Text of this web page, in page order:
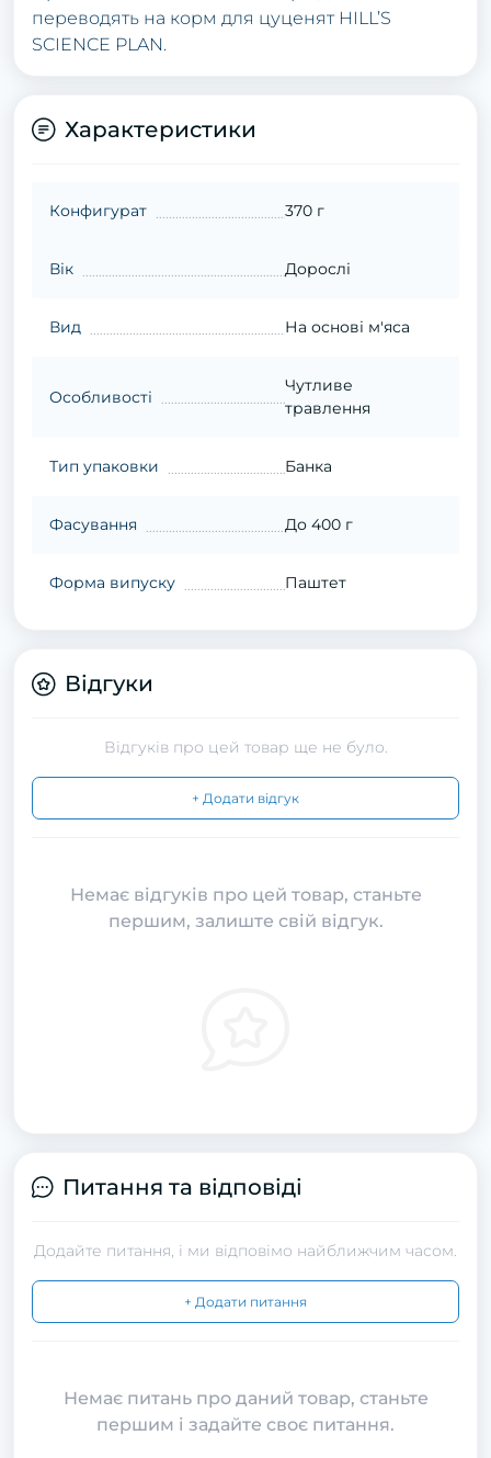
переводять на корм для цуценят HILL’S
SCIENCE PLAN.
Характеристики
Конфигурат 370 г
Вік Дорослі
Вид На основі м'яса
Особливості
Чутливе
травлення
Тип упаковки Банка
Фасування До 400 г
Форма випуску Паштет
Відгуки
Відгуків про цей товар ще не було.
+ Додати відгук
Немає відгуків про цей товар, станьте
першим, залиште свій відгук.
Питання та відповіді
Додайте питання, і ми відповімо найближчим часом.
+ Додати питання
Немає питань про даний товар, станьте
першим і задайте своє питання.